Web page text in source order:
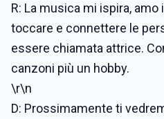
R: La musica mi ispira,
toccare e connettere le
essere chiamata attrice.
canzoni più un hobby.
\r\n
D: Prossimamente ti